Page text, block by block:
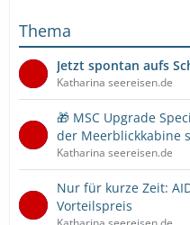
Thema
Jetzt spontan aufs
Katharina seereisen.de
🎁 MSC Upgrade
der Meerblickkabine
Katharina seereisen.de
Nur für kurze Zeit:
Vorteilspreis